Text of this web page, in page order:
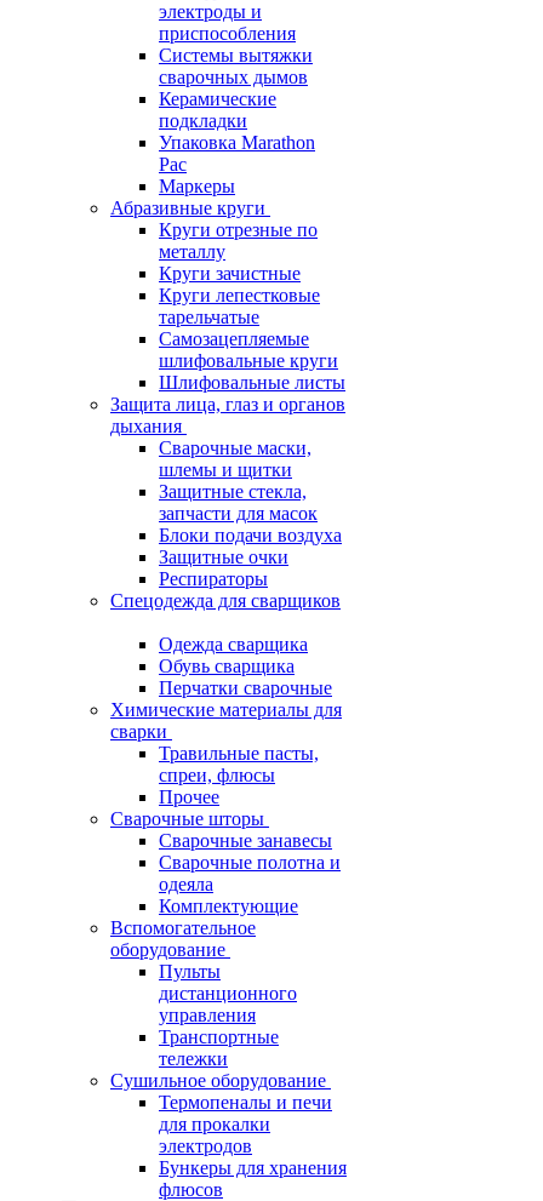
электроды и
приспособления
Системы вытяжки
сварочных дымов
Керамические
подкладки
Упаковка Marathon
Pac
Маркеры
Абразивные круги
Круги отрезные по
металлу
Круги зачистные
Круги лепестковые
тарельчатые
Самозацепляемые
шлифовальные круги
Шлифовальные листы
Защита лица, глаз и органов
дыхания
Сварочные маски,
шлемы и щитки
Защитные стекла,
запчасти для масок
Блоки подачи воздуха
Защитные очки
Респираторы
Спецодежда для сварщиков
Одежда сварщика
Обувь сварщика
Перчатки сварочные
Химические материалы для
сварки
Травильные пасты,
спреи, флюсы
Прочее
Сварочные шторы
Сварочные занавесы
Сварочные полотна и
одеяла
Комплектующие
Вспомогательное
оборудование
Пульты
дистанционного
управления
Транспортные
тележки
Сушильное оборудование
Термопеналы и печи
для прокалки
электродов
Бункеры для хранения
флюсов